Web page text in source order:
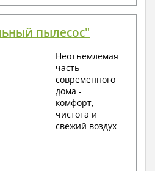
пылесос"
Неотъемлемая
часть
современного
дома -
комфорт,
чистота и
свежий воздух